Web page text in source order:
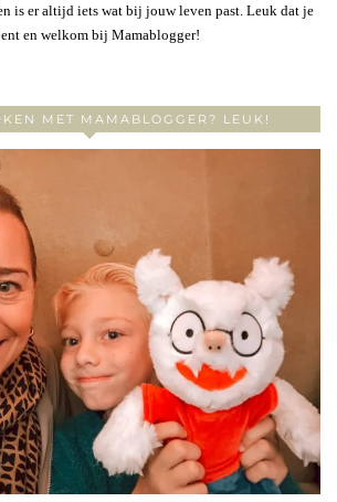
is er altijd iets wat bij jouw leven past. Leuk dat je
en welkom bij Mamablogger!
MET MAMABLOGGER? LEUK!